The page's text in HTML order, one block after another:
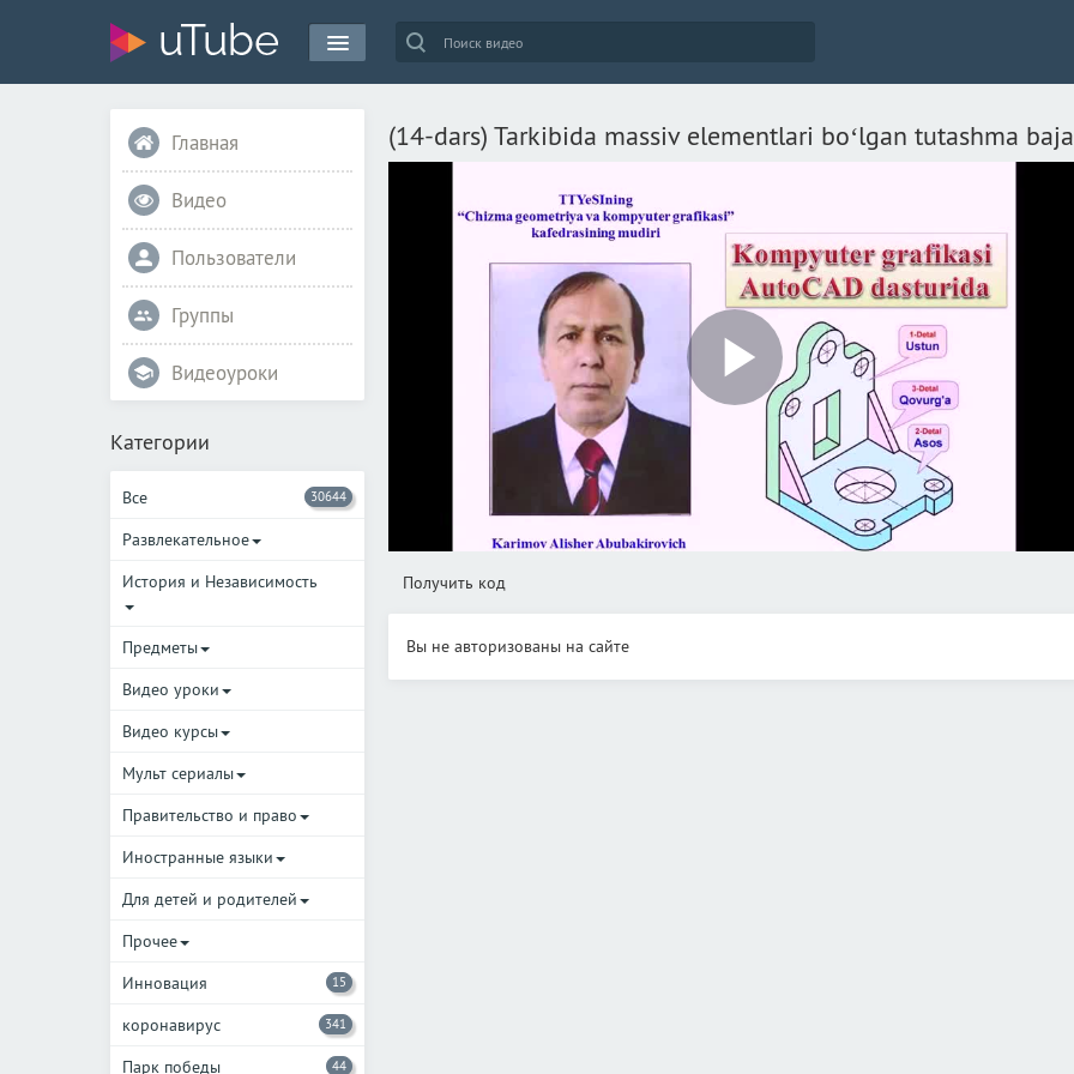
Главная
Видео
Пользователи
Группы
Видеоуроки
Категории
Все 30644
Развлекательное
История и Независимость
Предметы
Видео уроки
Видео курсы
Мульт сериалы
Правительство и право
Иностранные языки
Для детей и родителей
Прочее
Инновация
15
коронавирус 341
Парк победы 44
(14-dars) Tarkibida massiv elementlari boʻlgan tutashma
Play
Video
Получить код
Вы не авторизованы на сайте